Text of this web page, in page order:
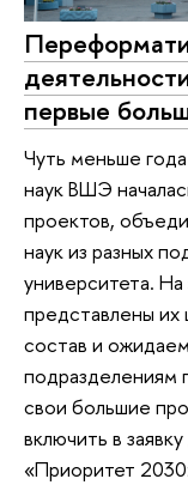
первые
Чуть меньше года
наук ВШЭ
проектов,
наук из разных
университета.
представлены
состав и
подразделениям
свои большие
включить в
«Приоритет